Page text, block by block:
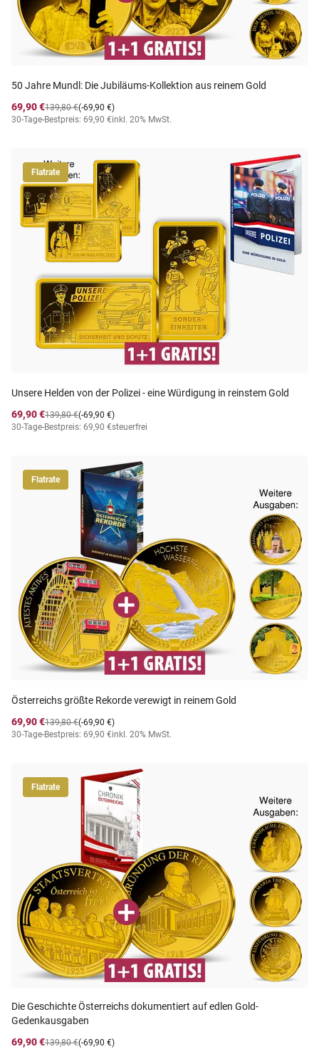
50 Jahre Mundl: Die Jubiläums-Kollektion aus reinem Gold
69,90 €
(-69,90 €)
139,80 €
30-Tage-Bestpreis: 69,90 €inkl. 20% MwSt.
Flatrate
Unsere Helden von der Polizei - eine Würdigung in reinstem Gold
69,90 €
(-69,90 €)
139,80 €
30-Tage-Bestpreis: 69,90 €steuerfrei
Flatrate
Österreichs größte Rekorde verewigt in reinem Gold
69,90 €
(-69,90 €)
139,80 €
30-Tage-Bestpreis: 69,90 €inkl. 20% MwSt.
Flatrate
Die Geschichte Österreichs dokumentiert auf edlen Gold-
Gedenkausgaben
69,90 €
(-69,90 €)
139,80 €